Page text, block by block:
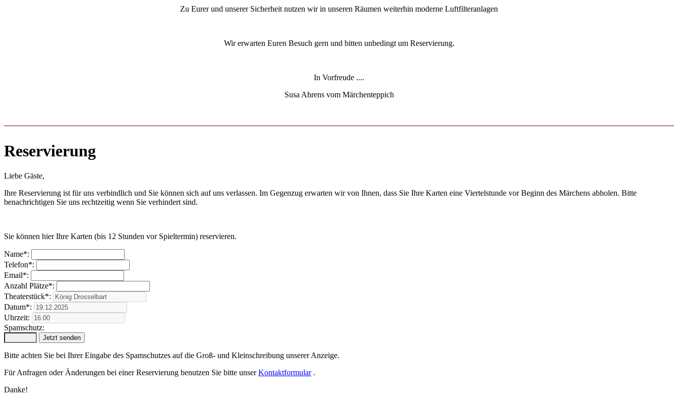
Zu Eurer und unserer Sicherheit nutzen wir in unseren Räumen weiterhin moderne Luftfilteranlagen
Wir erwarten Euren Besuch gern und bitten unbedingt um Reservierung.
In Vorfreude ....
Susa Ahrens vom Märchenteppich
Reservierung
Liebe Gäste,
Ihre Reservierung ist für uns verbindlich und Sie können sich auf uns verlassen. Im Gegenzug erwarten wir von Ihnen, dass Sie Ihre Karten eine Viertelstunde vor Beginn des Märchens abholen. Bitte
benachrichtigen Sie uns rechtzeitig wenn Sie verhindert sind.
Sie können hier Ihre Karten (bis 12 Stunden vor Spieltermin) reservieren.
Name*:
Telefon*:
Email*:
Anzahl Plätze*:
Theaterstück*:
Datum*:
Uhrzeit:
Spamschutz:
Bitte achten Sie bei Ihrer Eingabe des Spamschutzes auf die Groß- und Kleinschreibung unserer Anzeige.
Für Anfragen oder Änderungen bei einer Reservierung benutzen Sie bitte unserKontaktformular.
Danke!